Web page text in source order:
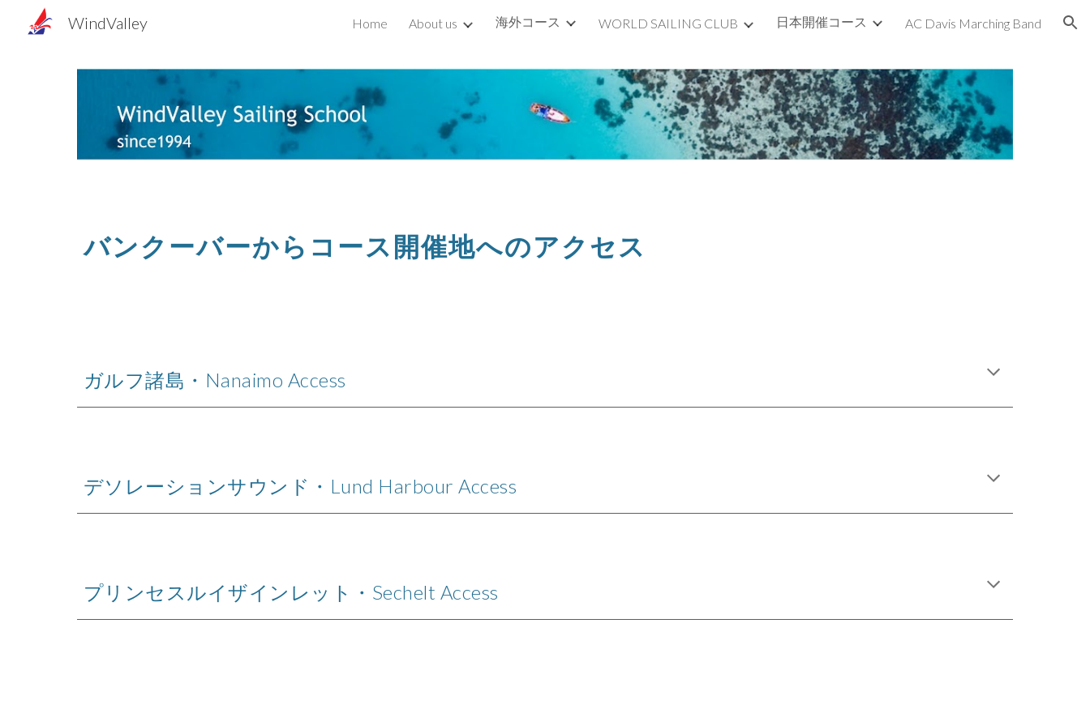
Skip to main content Skip to navigation
WindValley Home About us 海外コース WORLD SAILING CLUB 日本開催コース AC Davis Marching Band
バンクーバーからコース開催地へのアクセス
ガルフ諸島・Nanaimo Access
デソレーションサウンド ・ Lund HarbourAccess
プリンセスルイザインレット・Sechelt Access